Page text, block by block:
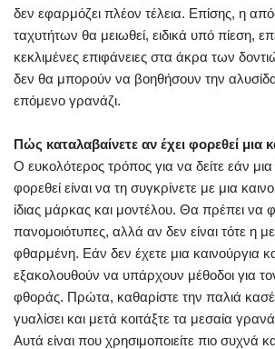
δεν εφαρμόζει πλέον τέλεια. Επίσης, η
ταχυτήτων θα μειωθεί, ειδικά υπό πίεση,
κεκλιμένες επιφάνειες στα άκρα των
δεν θα μπορούν να βοηθήσουν την
επόμενο γρανάζι.
Πώς καταλαβαίνετε αν έχει φορεθεί μια
Ο ευκολότερος τρόπος για να δείτε εάν μια
φορεθεί είναι να τη συγκρίνετε με μια
ίδιας μάρκας και μοντέλου. Θα πρέπει να
πανομοιότυπες, αλλά αν δεν είναι τότε η
φθαρμένη. Εάν δεν έχετε μια καινούργια
εξακολουθούν να υπάρχουν μέθοδοι για
φθοράς. Πρώτα, καθαρίστε την παλιά
γυαλίσει και μετά κοιτάξτε τα μεσαία
Αυτά είναι που χρησιμοποιείτε πιο συχνά